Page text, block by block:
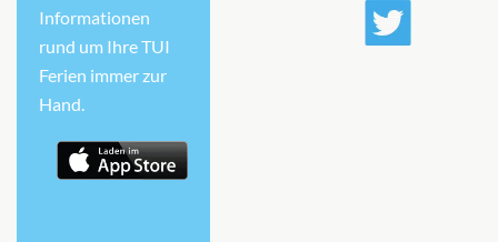
Informationen
rund um Ihre TUI
Ferien immer zur
Hand.